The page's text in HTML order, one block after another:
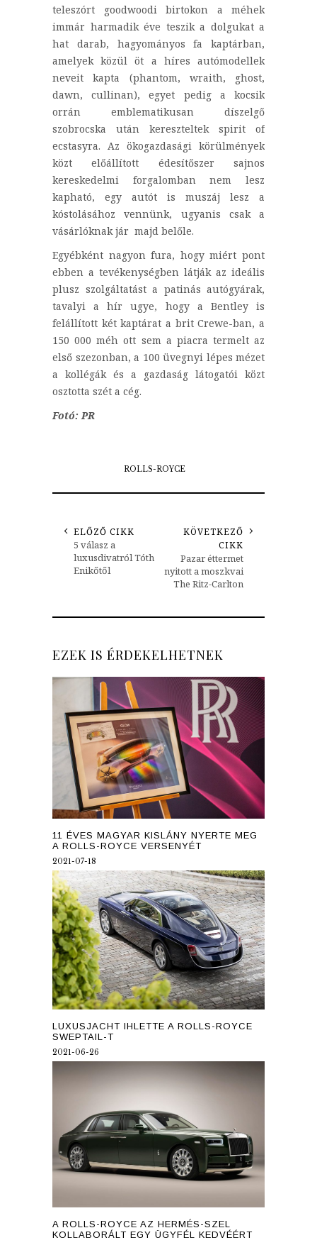
teleszórt goodwoodi birtokon a méhek
immár harmadik éve teszik a dolgukat a
hat darab, hagyományos fa kaptárban,
amelyek közül öt a híres autómodellek
neveit kapta (phantom, wraith, ghost,
dawn, cullinan), egyet pedig a kocsik
orrán emblematikusan díszelgő
szobrocska után kereszteltek spirit of
ecstasyra. Az ökogazdasági körülmények
közt előállított édesítőszer sajnos
kereskedelmi forgalomban nem lesz
kapható, egy autót is muszáj lesz a
kóstolásához vennünk, ugyanis csak a
vásárlóknak jár majd belőle.
Egyébként nagyon fura, hogy miért pont
ebben a tevékenységben látják az ideális
plusz szolgáltatást a patinás autógyárak,
tavalyi a hír ugye, hogy a Bentley is
felállított két kaptárat a brit Crewe-ban, a
150 000 méh ott sem a piacra termelt az
első szezonban, a 100 üvegnyi lépes mézet
a kollégák és a gazdaság látogatói közt
osztotta szét a cég.
Fotó: PR
ROLLS-ROYCE
ELŐZŐ CIKK
5 válasz a
luxusdivatról Tóth
Enikőtől
KÖVETKEZŐ
CIKK
Pazar éttermet
nyitott a moszkvai
The Ritz-Carlton
EZEK IS ÉRDEKELHETNEK
11 ÉVES MAGYAR KISLÁNY NYERTE MEG
A ROLLS-ROYCE VERSENYÉT
2021-07-18
LUXUSJACHT IHLETTE A ROLLS-ROYCE
SWEPTAIL-T
2021-06-26
A ROLLS-ROYCE AZ HERMÉS-SZEL
KOLLABORÁLT EGY ÜGYFÉL KEDVÉÉRT